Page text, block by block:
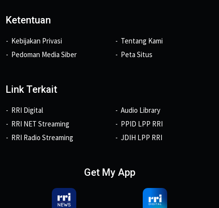
Ketentuan
Kebijakan Privasi
Pedoman Media Siber
Tentang Kami
Peta Situs
Link Terkait
RRI Digital
RRI NET Streaming
RRI Radio Streaming
Audio Library
PPID LPP RRI
JDIH LPP RRI
Get My App